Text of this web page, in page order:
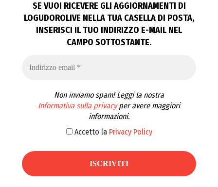
SE VUOI RICEVERE GLI AGGIORNAMENTI DI
LOGUDOROLIVE NELLA TUA CASELLA DI POSTA,
INSERISCI IL TUO INDIRIZZO E-MAIL NEL
CAMPO SOTTOSTANTE.
Non inviamo spam! Leggi la nostra
Informativa sulla privacyper avere maggiori
informazioni.
Accetto la Privacy Policy